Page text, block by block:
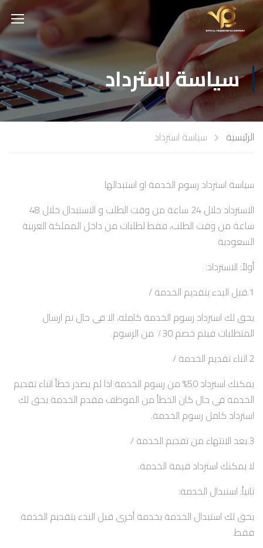
سياسة استرداد
الرئيسية سياسة استرداد
سياسة استرداد رسوم الخدمة او استبدالها
الاسترداد خلال 24 ساعة من وقت الطلب و الاستبدال خلال 48
ساعة من وقت الطلب، فقط لطلبات من داخل المملكة العربية
السعودية
أولاً: الاسترداد:
1.قبل البدء بتقديم الخدمة /
يحق لك استرداد رسوم الخدمة كامله، الا في حال تم ارسال
المتطلبات فيتم خصم 30٪ من الرسوم.
2.اثناء تقديم الخدمة /
يمكنك استرداد 50% من رسوم الخدمة اذا لم يصدر خطأ اثناء تقديم
الخدمة في حال كان الخطأ من الموظف مقدم الخدمة يحق لك
استرداد كامل رسوم الخدمة.
3.بعد الانتهاء من تقديم الخدمة /
لا يمكنك استرداد قيمة الخدمة.
ثانياً: استبدال الخدمة:
يحق لك استبدال الخدمة بخدمة أخرى قبل البدء بتقديم الخدمة
فقط.